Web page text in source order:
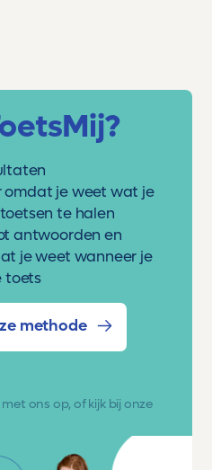
omdat je weet wat je
te halen
antwoorden en
je weet wanneer je
toets
methode
ons op, of kijk bij onze